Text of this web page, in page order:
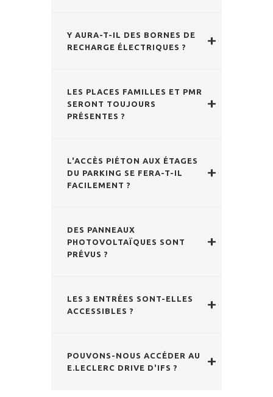
Y AURA-T-IL DES BORNES DE
RECHARGE ÉLECTRIQUES ?
LES PLACES FAMILLES ET PMR
SERONT TOUJOURS
PRÉSENTES ?
L'ACCÈS PIÉTON AUX ÉTAGES
DU PARKING SE FERA-T-IL
FACILEMENT ?
DES PANNEAUX
PHOTOVOLTAÏQUES SONT
PRÉVUS ?
LES 3 ENTRÉES SONT-ELLES
ACCESSIBLES ?
POUVONS-NOUS ACCÉDER AU
E.LECLERC DRIVE D'IFS ?